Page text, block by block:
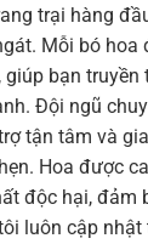
trại hàng
Mỗi bó hoa
bạn truyền
Đội ngũ
tận tâm và
Hoa được
độc hại, đảm
luôn cập